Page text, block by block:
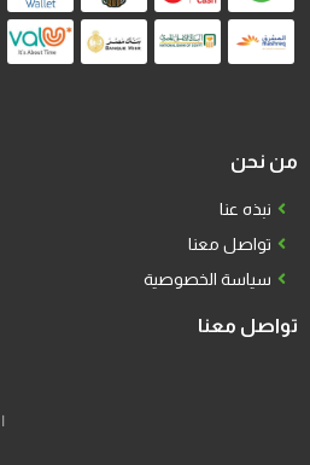
من نحن
نبذه عنا
تواصل معنا
سياسة الخصوصية
تواصل معنا